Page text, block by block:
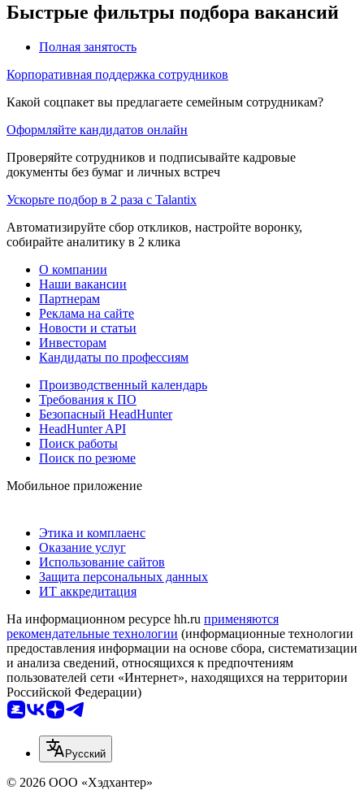
Быстрые фильтры подбора вакансий
Полная занятость
Корпоративная поддержка сотрудников
Какой соцпакет вы предлагаете семейным сотрудникам?
Оформляйте кандидатов онлайн
Проверяйте сотрудников и подписывайте кадровые
документы без бумаг и личных встреч
Ускорьте подбор в 2 раза с Talantix
Автоматизируйте сбор откликов, настройте воронку,
собирайте аналитику в 2 клика
О компании
Наши вакансии
Партнерам
Реклама на сайте
Новости и статьи
Инвесторам
Кандидаты по профессиям
Производственный календарь
Требования к ПО
Безопасный HeadHunter
HeadHunter API
Поиск работы
Поиск по резюме
Мобильное приложение
Этика и комплаенс
Оказание услуг
Использование сайтов
Защита персональных данных
ИТ аккредитация
На информационном ресурсе hh.ru применяются
рекомендательные технологии (информационные технологии
предоставления информации на основе сбора, систематизации
и анализа сведений, относящихся к предпочтениям
пользователей сети «Интернет», находящихся на территории
Российской Федерации)
Русский
© 2026 ООО «Хэдхантер»